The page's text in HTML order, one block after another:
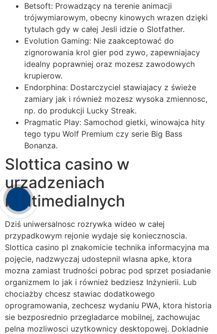
Betsoft: Prowadzący na terenie animacji
trójwymiarowym, obecny kinowych wrazen dzięki
tytulach gdy w całej Jesli idzie o Slotfather.
Evolution Gaming: Nie zaakceptować do
zignorowania krol gier pod zywo, zapewniajacy
idealny poprawniej oraz mozesz zawodowych
krupierow.
Endorphina: Dostarczyciel stawiajacy z świeże
zamiary jak i również mozesz wysoka zmiennosc,
np. do produkcji Lucky Streak.
Pragmatic Play: Samochod gietki, winowajca hity
tego typu Wolf Premium czy serie Big Bass
Bonanza.
Slottica casino w
urzadzeniach
multimedialnych
Dziś uniwersalnosc rozrywka wideo w całej
przypadkowym rejonie wydaje się koniecznoscia.
Slottica casino pl znakomicie technika informacyjna ma
pojęcie, nadzwyczaj udostepnil wlasna apke, ktora
mozna zamiast trudności pobrac pod sprzet posiadanie
organizmem Io jak i również bedziesz Inżynierii. Lub
chociażby chcesz stawiac dodatkowego
oprogramowania, zechcesz wydaniu PWA, ktora historia
sie bezposrednio przegladarce mobilnej, zachowujac
pelna mozliwosci uzytkownicy desktopowej. Dokladnie